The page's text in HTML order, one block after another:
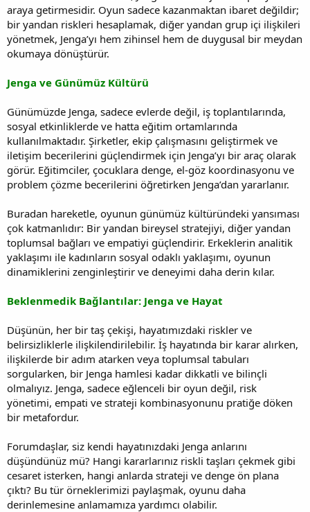
araya getirmesidir. Oyun sadece kazanmaktan ibaret değildir;
bir yandan riskleri hesaplamak, diğer yandan grup içi ilişkileri
yönetmek, Jenga’yı hem zihinsel hem de duygusal bir meydan
okumaya dönüştürür.
Jenga ve Günümüz Kültürü
Günümüzde Jenga, sadece evlerde değil, iş toplantılarında,
sosyal etkinliklerde ve hatta eğitim ortamlarında
kullanılmaktadır. Şirketler, ekip çalışmasını geliştirmek ve
iletişim becerilerini güçlendirmek için Jenga’yı bir araç olarak
görür. Eğitimciler, çocuklara denge, el-göz koordinasyonu ve
problem çözme becerilerini öğretirken Jenga’dan yararlanır.
Buradan hareketle, oyunun günümüz kültüründeki yansıması
çok katmanlıdır: Bir yandan bireysel stratejiyi, diğer yandan
toplumsal bağları ve empatiyi güçlendirir. Erkeklerin analitik
yaklaşımı ile kadınların sosyal odaklı yaklaşımı, oyunun
dinamiklerini zenginleştirir ve deneyimi daha derin kılar.
Beklenmedik Bağlantılar: Jenga ve Hayat
Düşünün, her bir taş çekişi, hayatımızdaki riskler ve
belirsizliklerle ilişkilendirilebilir. İş hayatında bir karar alırken,
ilişkilerde bir adım atarken veya toplumsal tabuları
sorgularken, bir Jenga hamlesi kadar dikkatli ve bilinçli
olmalıyız. Jenga, sadece eğlenceli bir oyun değil, risk
yönetimi, empati ve strateji kombinasyonunu pratiğe döken
bir metafordur.
Forumdaşlar, siz kendi hayatınızdaki Jenga anlarını
düşündünüz mü? Hangi kararlarınız riskli taşları çekmek gibi
cesaret isterken, hangi anlarda strateji ve denge ön plana
çıktı? Bu tür örneklerimizi paylaşmak, oyunu daha
derinlemesine anlamamıza yardımcı olabilir.